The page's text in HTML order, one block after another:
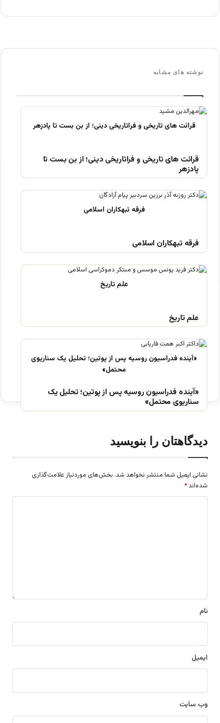
نوشته های مشابه
قرائت های تاریخی و فراتاریخی دینی؛ از بن بست تا
پادزهر
فرقه تبهکاران اسلامی
علم تاریخ
«آینده فدراسیون روسیه پس از پوتین؛ تحلیل یک
سناریوی محتمل»
دیدگاهتان را بنویسید
نشانی ایمیل شما منتشر نخواهد شد. بخش‌های موردنیاز علامت‌گذاری
شده‌اند *
نام
ایمیل
وب‌ سایت